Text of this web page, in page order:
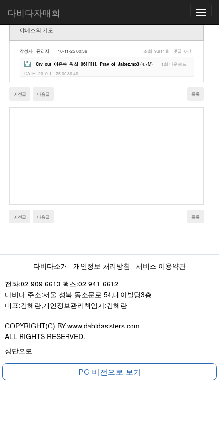
Toggle
다비다자매회
야베스의 기도
작성자 관리자 10-11-25 00:36 조회 9,811회 댓글 0건
Cry_out_이은수_워십_06[1][1]._Pray_of_Jabez.mp3(4.7M)
1회 다운로드
DATE : 2010-11-25 00:36:46
이전글 다음글 목록
이전글 다음글 목록
다비다소개 개인정보 처리방침
서비스 이용약관
전화:02-909-6613 팩스:02-941-6612
다비다 주소:서울 성북 동소문로 54,대아빌딩3층
대표:김혜란,개인정보관리책임자:김혜란
COPYRIGHT(C) BY www.dabidasisters.com.
ALL RIGHTS RESERVED.
상단으로
PC 버전으로 보기